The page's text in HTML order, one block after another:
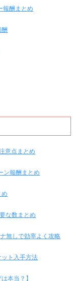
報酬まとめ
意点まとめ
ン報酬まとめ
な数まとめ
無しで効率よく攻略
ト入手方法
本当？】